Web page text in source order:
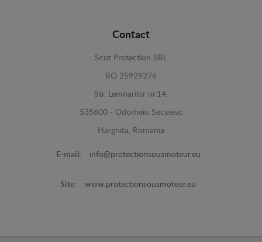
Contact
Scut Protection SRL
RO 25929276
Str. Lemnarilor nr.14.
535600 - Odorheiu Secuiesc
Harghita, Romania
E-mail: info@protectionsousmoteur.eu
Site: www.protectionsousmoteur.eu